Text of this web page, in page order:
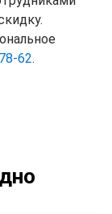
62.